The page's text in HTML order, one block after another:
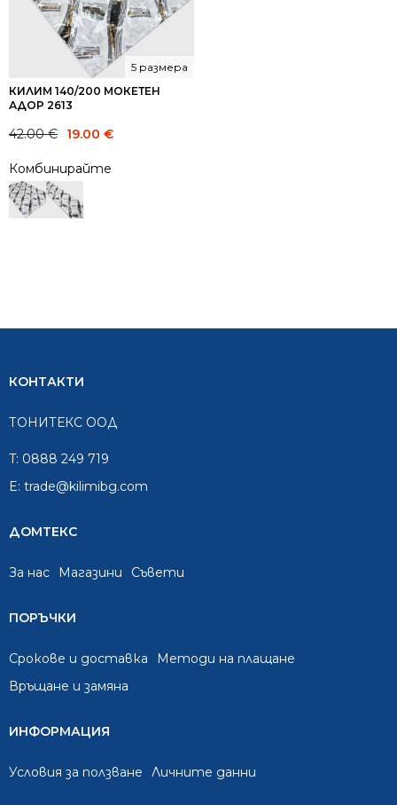
КИЛИМ 140/200 МОКЕТЕН
АДОР 2613
5 размера
42.00€
Original
was:
42.00 €.
19.00 €
Current
is:
19.00 €.
Комбинирайте
КОНТАКТИ
ТОНИТЕКС ООД
T: 0888 249 719
E: trade@kilimibg.com
ДОМТЕКС
За нас Mагазини Съвети
ПОРЪЧКИ
Срокове и доставка
Методи на плащане
Връщане и замяна
ИНФОРМАЦИЯ
Условия за ползване Личните данни